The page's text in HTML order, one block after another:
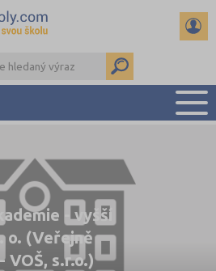
PŘÍPRAVA NA PŘIJÍMAČKY
KALENDÁŘ AKCÍ
SEMINÁRKY
DALŠÍ DRUHY ŠKOL
- vyšší
o. (Veřejně
VOŠ, s.r.o.)